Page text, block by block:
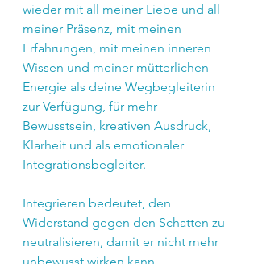
wieder mit all meiner Liebe und all
meiner Präsenz, mit meinen
Erfahrungen, mit meinen inneren
Wissen und meiner mütterlichen
Energie als deine Wegbegleiterin
zur Verfügung, für mehr
Bewusstsein, kreativen Ausdruck,
Klarheit und als emotionaler
Integrationsbegleiter.
Integrieren bedeutet, den
Widerstand gegen den Schatten zu
neutralisieren, damit er nicht mehr